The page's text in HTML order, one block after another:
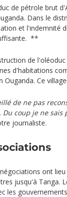
de pétrole brut
Dans le
et l'indemnité
**
de
d'habitations
Ce
de ne pas
coup je ne sais
journaliste.
ont
jusqu'à Tanga.
les